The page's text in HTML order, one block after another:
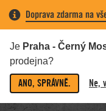
Doprava zdarma na
Je Praha - Černý
prodejna?
ANO, SPRÁVNĚ. Ne,